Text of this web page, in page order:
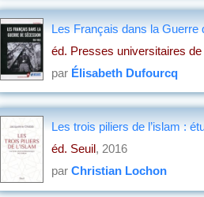
Les Français dans la
éd. Presses universitaires de
par Élisabeth Dufourcq
Les trois piliers de l’islam :
éd. Seuil, 2016
par Christian Lochon